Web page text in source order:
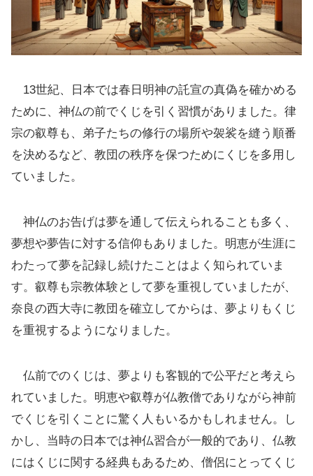
13世紀、日本では春日明神の託宣の真偽を確かめる
ために、神仏の前でくじを引く習慣がありました。律
宗の叡尊も、弟子たちの修行の場所や袈裟を縫う順番
を決めるなど、教団の秩序を保つためにくじを多用し
ていました。
神仏のお告げは夢を通して伝えられることも多く、
夢想や夢告に対する信仰もありました。明恵が生涯に
わたって夢を記録し続けたことはよく知られていま
す。叡尊も宗教体験として夢を重視していましたが、
奈良の西大寺に教団を確立してからは、夢よりもくじ
を重視するようになりました。
仏前でのくじは、夢よりも客観的で公平だと考えら
れていました。明恵や叡尊が仏教僧でありながら神前
でくじを引くことに驚く人もいるかもしれません。し
かし、当時の日本では神仏習合が一般的であり、仏教
にはくじに関する経典もあるため、僧侶にとってくじ